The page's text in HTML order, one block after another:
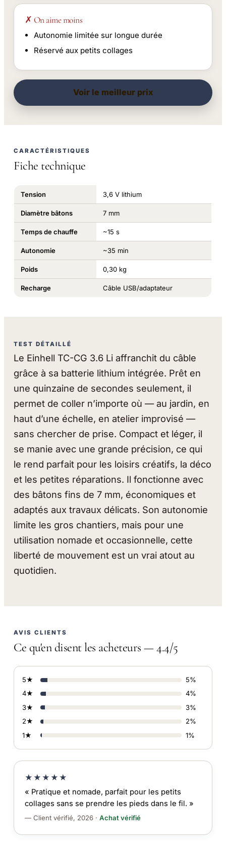
✗ On aime moins
Autonomie limitée sur longue durée
Réservé aux petits collages
Voir le meilleur prix
CARACTÉRISTIQUES
Fiche technique
Tension 3,6 V lithium
Diamètre bâtons 7 mm
Temps de chauffe ~15 s
Autonomie ~35 min
Poids 0,30 kg
Recharge Câble USB/adaptateur
TEST DÉTAILLÉ
Le Einhell TC-CG 3.6 Li affranchit du câble
grâce à sa batterie lithium intégrée. Prêt en
une quinzaine de secondes seulement, il
permet de coller n’importe où — au jardin, en
haut d’une échelle, en atelier improvisé —
sans chercher de prise. Compact et léger, il
se manie avec une grande précision, ce qui
le rend parfait pour les loisirs créatifs, la déco
et les petites réparations. Il fonctionne avec
des bâtons fins de 7 mm, économiques et
adaptés aux travaux délicats. Son autonomie
limite les gros chantiers, mais pour une
utilisation nomade et occasionnelle, cette
liberté de mouvement est un vrai atout au
quotidien.
AVIS CLIENTS
Ce qu'en disent les acheteurs — 4.4/5
5★
5%
4★
4%
3★
3%
2★
2%
1★
1%
★★★★★
« Pratique et nomade, parfait pour les petits
collages sans se prendre les pieds dans le fil. »
— Client vérifié, 2026 · Achat vérifié